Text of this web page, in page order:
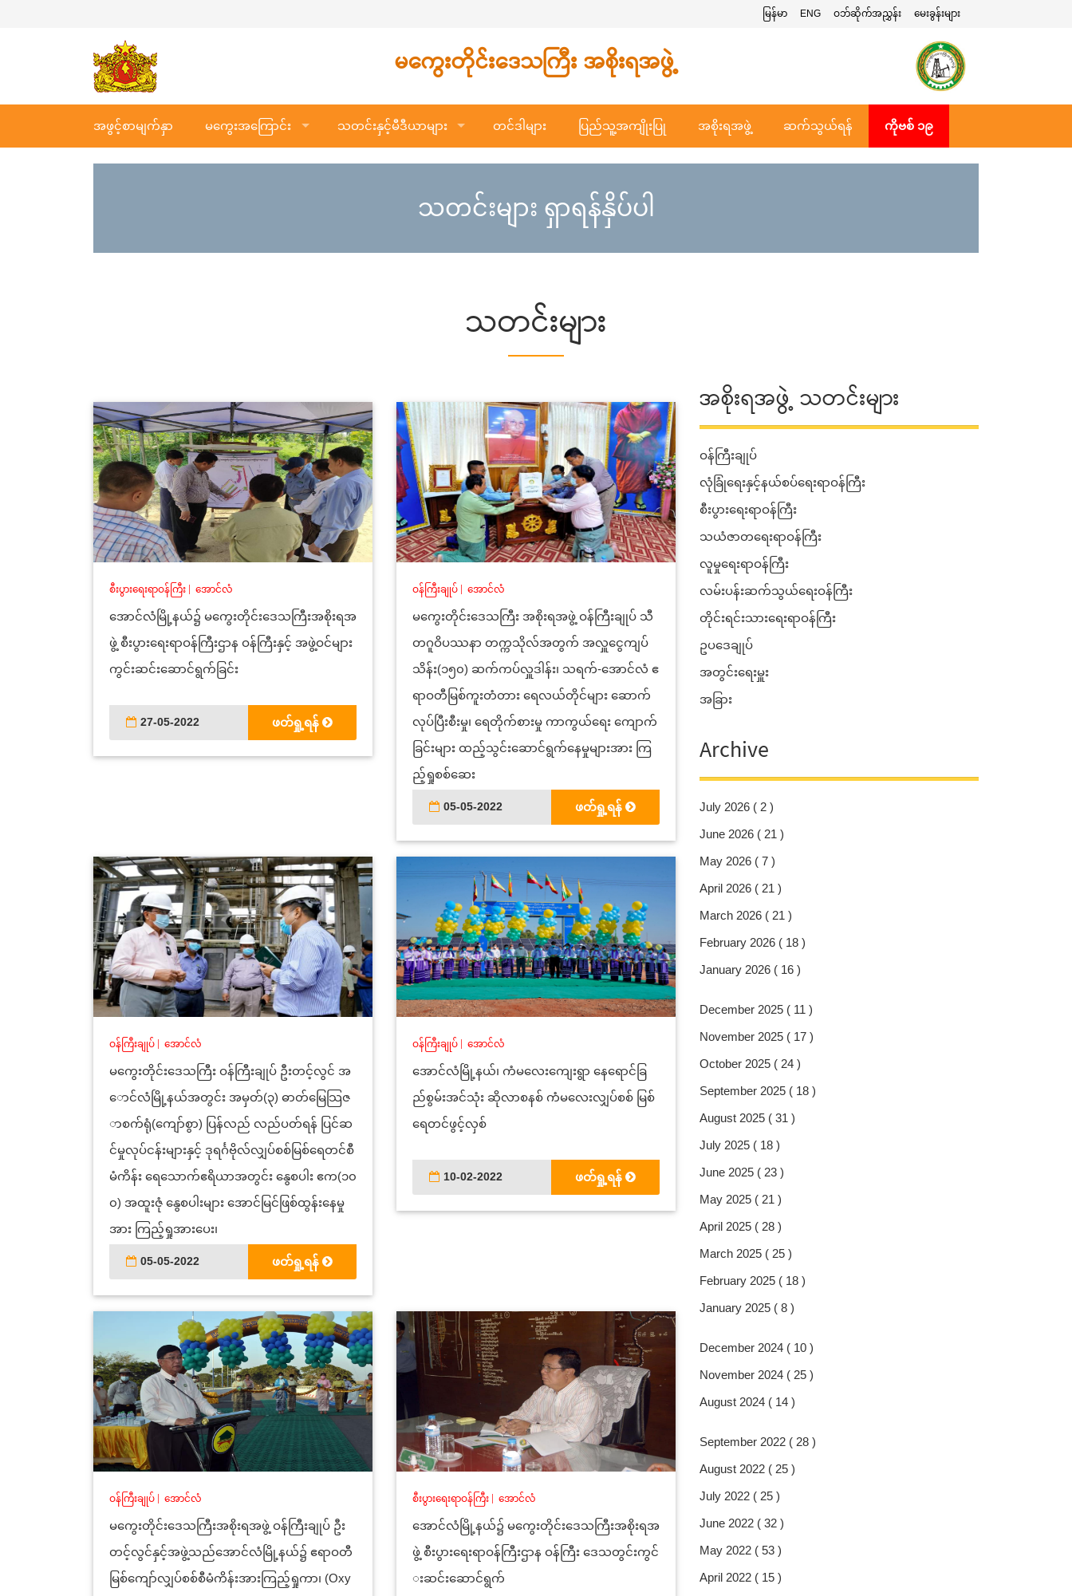
မေးခွန်းများ
ဝဘ်ဆိုက်အညွှန်း
ENG
မြန်မာ
မကွေးတိုင်းဒေသကြီး အစိုးရအဖွဲ့
အဖွင့်စာမျက်နှာ မကွေးအကြောင်း သတင်းနှင့်မီဒီယာများ တင်ဒါများ ပြည်သူ့အကျိုးပြု အစိုးရအဖွဲ့ ဆက်သွယ်ရန် ကိုဗစ် ၁၉
သတင်းများ ရှာရန်နှိပ်ပါ
သတင်းများ
စီးပွားရေးရာဝန်ကြီး အောင်လံ
အောင်လံမြို့နယ်၌ မကွေးတိုင်းဒေသကြီးအစိုးရအ
ဖွဲ့ စီးပွားရေးရာဝန်ကြီးဌာန ဝန်ကြီးနှင့် အဖွဲ့ဝင်များ
ကွင်းဆင်းဆောင်ရွက်ခြင်း
27-05-2022 ဖတ်ရှု့ရန်
ဝန်ကြီးချုပ် အောင်လံ
မကွေးတိုင်းဒေသကြီး အစိုးရအဖွဲ့ ဝန်ကြီးချုပ် သီ
တဂူဝိပဿနာ တက္ကသိုလ်အတွက် အလှူငွေကျပ်
သိန်း(၁၅၀) ဆက်ကပ်လှူဒါန်း၊ သရက်-အောင်လံ ဧ
ရာဝတီမြစ်ကူးတံတား ရေလယ်တိုင်များ ဆောက်
လုပ်ပြီးစီးမှု၊ ရေတိုက်စားမှု ကာကွယ်ရေး ကျောက်
ခြင်းများ ထည့်သွင်းဆောင်ရွက်နေမှုများအား ကြ
ည့်ရှုစစ်ဆေး
05-05-2022 ဖတ်ရှု့ရန်
ဝန်ကြီးချုပ် အောင်လံ
မကွေးတိုင်းဒေသကြီး ဝန်ကြီးချုပ် ဦးတင့်လွင် အ
ောင်လံမြို့နယ်အတွင်း အမှတ်(၃) ဓာတ်မြေသြဇ
ာစက်ရုံ(ကျော်စွာ) ပြန်လည် လည်ပတ်ရန် ပြင်ဆ
င်မှုလုပ်ငန်းများနှင့် ဒုရင်္ဂဗိုလ်လျှပ်စစ်မြစ်ရေတင်စီ
မံကိန်း ရေသောက်ဧရိယာအတွင်း နွေစပါး ဧက(၁၀
၀) အထူးဇုံ နွေစပါးများ အောင်မြင်ဖြစ်ထွန်းနေမှု
အား ကြည့်ရှုအားပေး၊
05-05-2022 ဖတ်ရှု့ရန်
ဝန်ကြီးချုပ် အောင်လံ
အောင်လံမြို့နယ်၊ ကံမလေးကျေးရွာ နေရောင်ခြ
ည်စွမ်းအင်သုံး ဆိုလာစနစ် ကံမလေးလျှပ်စစ် မြစ်
ရေတင်ဖွင့်လှစ်
10-02-2022 ဖတ်ရှု့ရန်
ဝန်ကြီးချုပ် အောင်လံ
မကွေးတိုင်းဒေသကြီးအစိုးရအဖွဲ့ ဝန်ကြီးချုပ် ဦး
တင့်လွင်နှင့်အဖွဲ့သည်အောင်လံမြို့နယ်၌ ဧရာဝတီ
မြစ်ကျော်လျှပ်စစ်စီမံကိန်းအားကြည့်ရှုကာ၊ (Oxy
စီးပွားရေးရာဝန်ကြီး အောင်လံ
အောင်လံမြို့နယ်၌ မကွေးတိုင်းဒေသကြီးအစိုးရအ
ဖွဲ့ စီးပွားရေးရာဝန်ကြီးဌာန ဝန်ကြီး ဒေသတွင်းကွင်
းဆင်းဆောင်ရွက်
အစိုးရအဖွဲ့ သတင်းများ
ဝန်ကြီးချုပ်
လုံခြုံရေးနှင့်နယ်စပ်ရေးရာဝန်ကြီး
စီးပွားရေးရာဝန်ကြီး
သယံဇာတရေးရာဝန်ကြီး
လူမှုရေးရာဝန်ကြီး
လမ်းပန်းဆက်သွယ်ရေးဝန်ကြီး
တိုင်းရင်းသားရေးရာဝန်ကြီး
ဥပဒေချုပ်
အတွင်းရေးမှူး
အခြား
Archive
July 2026 ( 2 )
June 2026 ( 21 )
May 2026 ( 7 )
April 2026 ( 21 )
March 2026 ( 21 )
February 2026 ( 18 )
January 2026 ( 16 )
December 2025 ( 11 )
November 2025 ( 17 )
October 2025 ( 24 )
September 2025 ( 18 )
August 2025 ( 31 )
July 2025 ( 18 )
June 2025 ( 23 )
May 2025 ( 21 )
April 2025 ( 28 )
March 2025 ( 25 )
February 2025 ( 18 )
January 2025 ( 8 )
December 2024 ( 10 )
November 2024 ( 25 )
August 2024 ( 14 )
September 2022 ( 28 )
August 2022 ( 25 )
July 2022 ( 25 )
June 2022 ( 32 )
May 2022 ( 53 )
April 2022 ( 15 )